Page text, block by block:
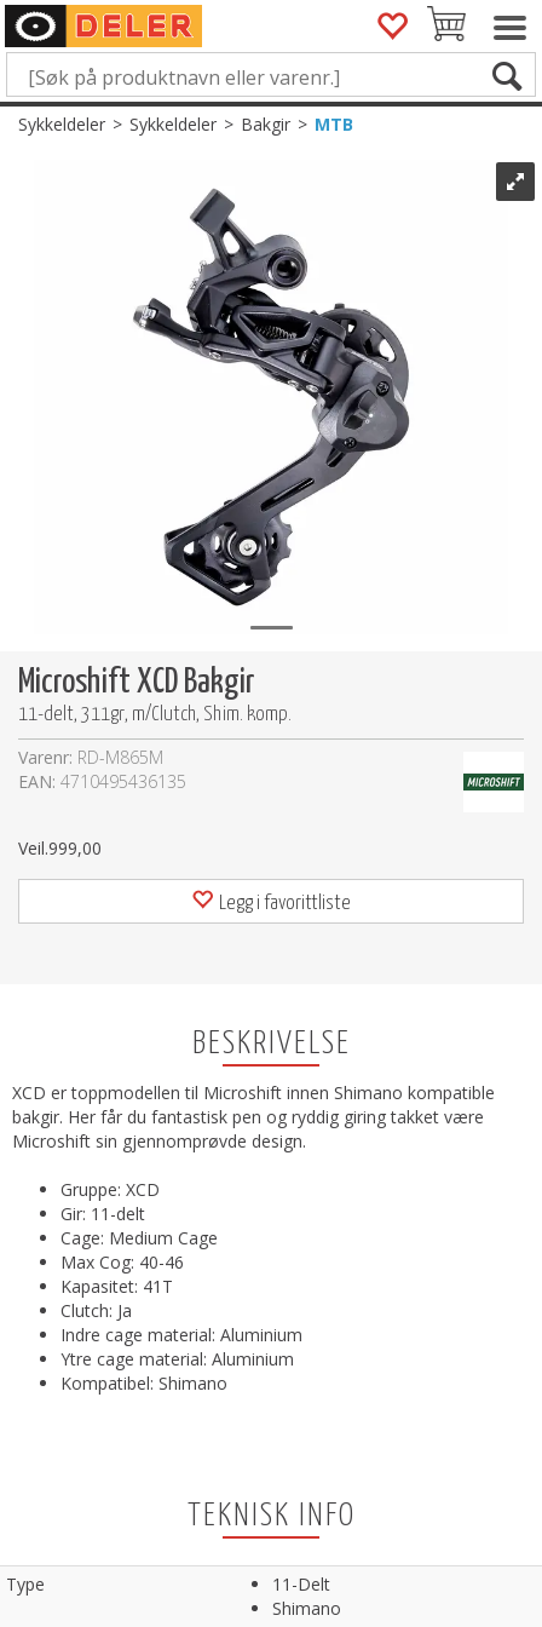
Sykkeldeler>Sykkeldeler>Bakgir>MTB
Microshift XCD Bakgir
11-delt, 311gr, m/Clutch, Shim. komp.
Varenr: RD-M865M
EAN: 4710495436135
Veil.999,00
Legg i favorittliste
BESKRIVELSE
XCD er toppmodellen til Microshift innen Shimano kompatible
bakgir. Her får du fantastisk pen og ryddig giring takket være
Microshift sin gjennomprøvde design.
Gruppe: XCD
Gir: 11-delt
Cage: Medium Cage
Max Cog: 40-46
Kapasitet: 41T
Clutch: Ja
Indre cage material: Aluminium
Ytre cage material: Aluminium
Kompatibel: Shimano
TEKNISK INFO
Type
11-Delt
Shimano